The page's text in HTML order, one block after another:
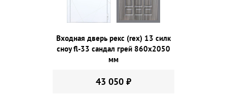
Входная дверь рекс (rex) 13 силк
сноу fl-33 сандал грей 860х2050
мм
43 050 ₽